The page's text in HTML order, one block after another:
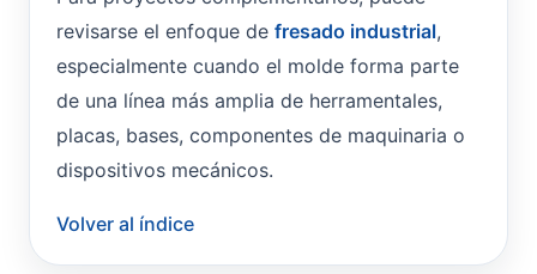
revisarse el enfoque de fresado industrial,
especialmente cuando el molde forma parte
de una línea más amplia de herramentales,
placas, bases, componentes de maquinaria o
dispositivos mecánicos.
Volver al índice